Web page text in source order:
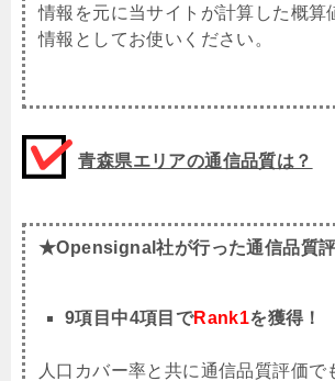
情報を元に当サイトが計算した概算
情報としてお使いください。
青森県エリアの通信品質は？
★Opensignal社が行った通信品質
9項目中4項目でRank1を獲得！
人口カバー率と共に通信品質評価で